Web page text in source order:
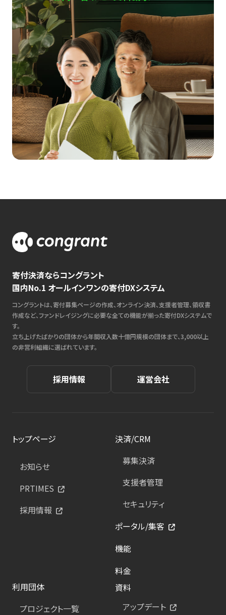
寄付決済ならコングラント
国内No.1 オールインワンの寄付DXシステム
コングラントは、寄付募集ページの作成、オンライン決済、支援者管理、領収書
作成など、ファンドレイジングに必要な全ての機能が揃った寄付DXシステムで
す。
立ち上げたばかりの団体から年間収入数十億円規模の団体まで、3,000以上
の非営利組織に選ばれています。
採用情報 運営会社
トップページ
お知らせ
PRTIMES
採用情報
決済/CRM
募集決済
支援者管理
セキュリティ
ポータル/集客
機能
料金
利用団体
プロジェクト一覧
資料
アップデート